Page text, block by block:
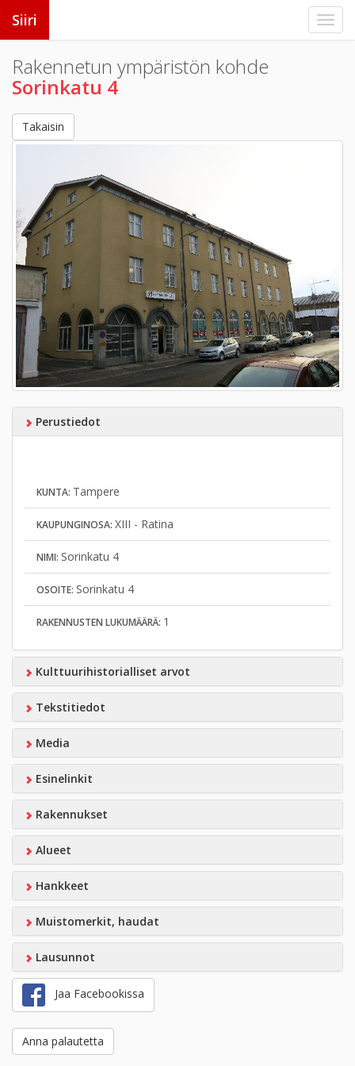
Siiri
Rakennetun ympäristön kohde
Sorinkatu 4
Takaisin
Perustiedot
KUNTA: Tampere
KAUPUNGINOSA: XIII - Ratina
NIMI: Sorinkatu 4
OSOITE: Sorinkatu 4
RAKENNUSTEN LUKUMÄÄRÄ: 1
Kulttuurihistorialliset arvot
Tekstitiedot
Media
Esinelinkit
Rakennukset
Alueet
Hankkeet
Muistomerkit, haudat
Lausunnot
Jaa Facebookissa
Anna palautetta